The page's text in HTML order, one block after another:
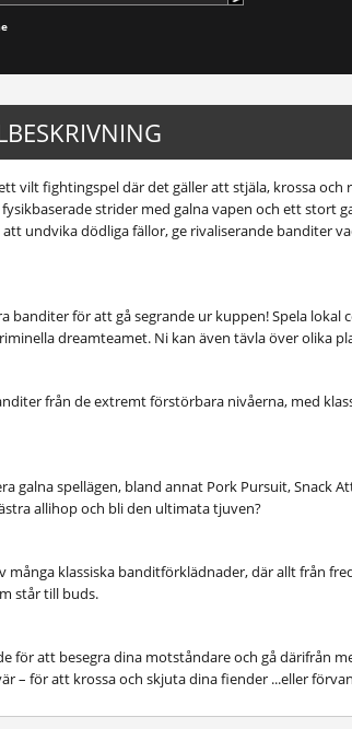
vilt fightingspel där det gäller att stjäla, krossa och
strider med galna vapen och ett stort
undvika dödliga fällor, ge rivaliserande banditer
banditer för att gå segrande ur kuppen! Spela lokal
dreamteamet. Ni kan även tävla över olika
från de extremt förstörbara nivåerna, med
galna spellägen, bland annat Pork Pursuit, Snack
allihop och bli den ultimata tjuven?
många klassiska banditförklädnader, där allt från
står till buds.
för att besegra dina motståndare och gå därifrån
– för att krossa och skjuta dina fiender ...eller